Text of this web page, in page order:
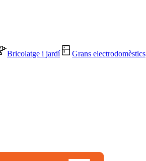
Bricolatge i jardí Grans electrodomèstics